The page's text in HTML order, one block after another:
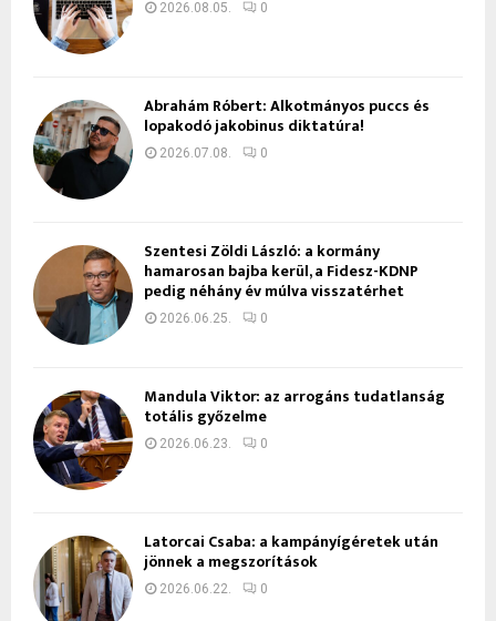
2026.08.05. 0
Ábrahám Róbert: Alkotmányos puccs és
lopakodó jakobinus diktatúra!
2026.07.08. 0
Szentesi Zöldi László: a kormány
hamarosan bajba kerül, a Fidesz-KDNP
pedig néhány év múlva visszatérhet
2026.06.25. 0
Mandula Viktor: az arrogáns tudatlanság
totális győzelme
2026.06.23. 0
Latorcai Csaba: a kampányígéretek után
jönnek a megszorítások
2026.06.22. 0